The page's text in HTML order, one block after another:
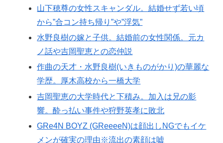
山下穂尊の女性スキャンダル。結婚せず若い頃
から”合コン持ち帰り”や”浮気”
水野良樹の嫁と子供。結婚前の女性関係。元カ
ノ話や吉岡聖恵との恋仲説
作曲の天才・水野良樹(いきものがかり)の華麗な
学歴。厚木高校から一橋大学
吉岡聖恵の大学時代と下積み。加入は兄の影
響。酔っ払い事件や狩野英孝に敗北
GRe4N BOYZ (GReeeeN)は顔出しNGでもイケ
メンが確実の理由※流出の素顔は嘘